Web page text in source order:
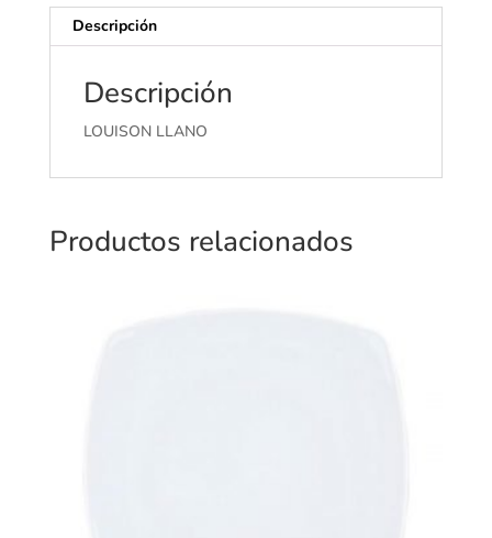
Descripción
Descripción
LOUISON LLANO
Productos relacionados